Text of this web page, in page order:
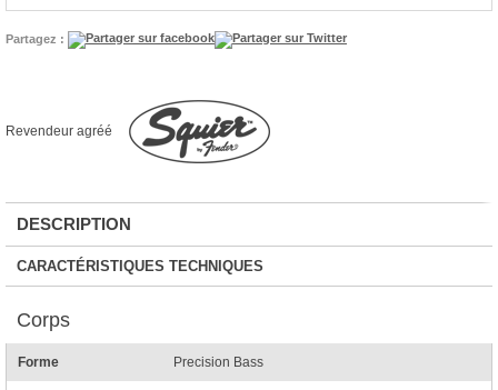
Partagez :
Revendeur agréé
DESCRIPTION
CARACTÉRISTIQUES TECHNIQUES
Corps
Forme Precision Bass